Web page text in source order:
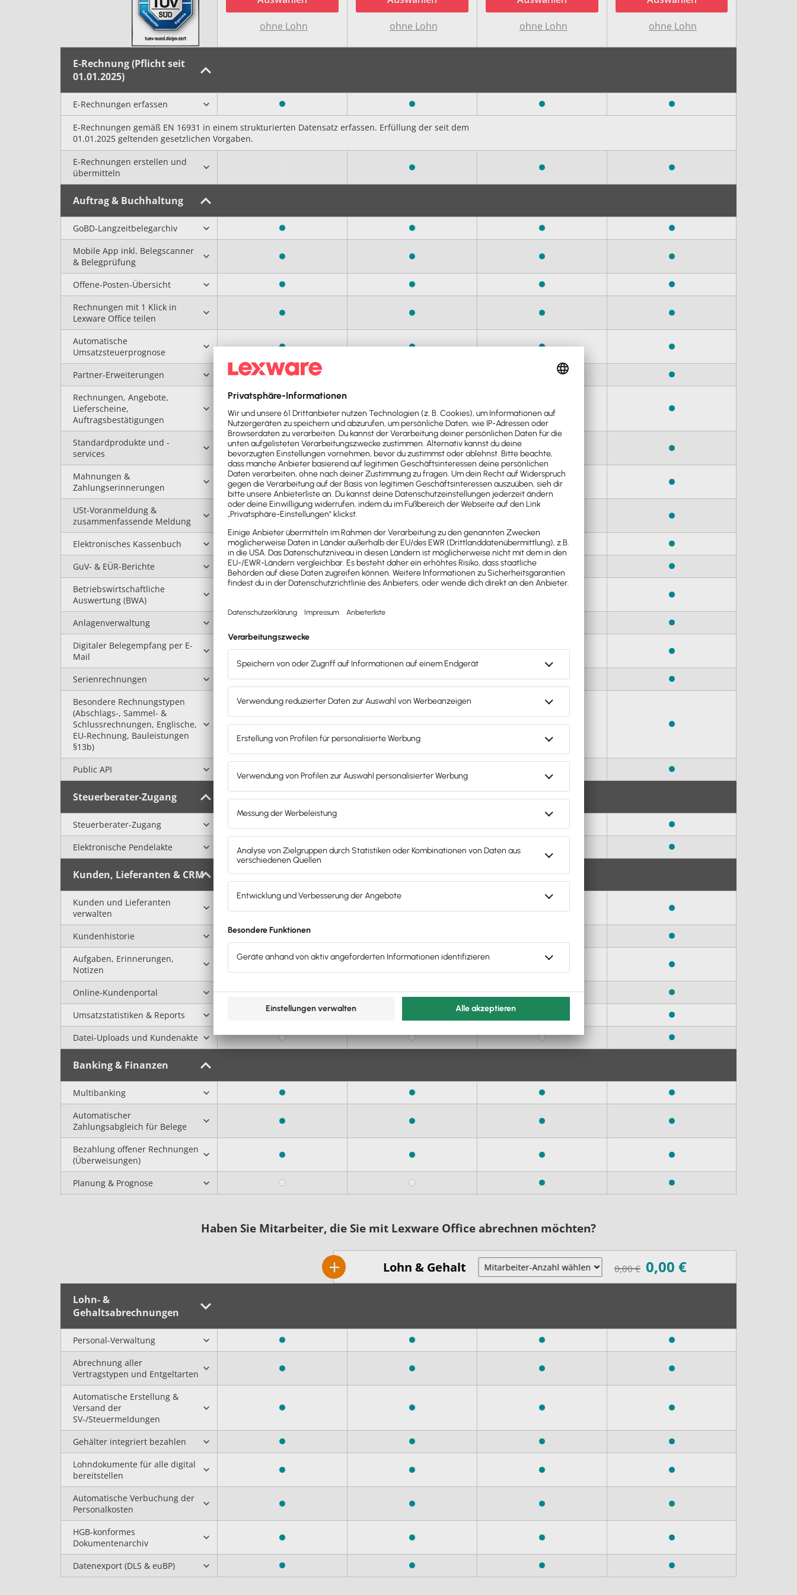
ohne Lohn ohne Lohn ohne Lohn ohne Lohn
E-Rechnung (Pflicht seit
01.01.2025)
E-Rechnungеn erfassen
E-Rechnungen gemäß EN 16931 in einem strukturierten Datensatz erfassen. Erfüllung der seit dem
01.01.2025 geltenden gesetzlichen Vorgaben.
E-Rechnungen erstellen und
übermitteln
Auftrag & Buchhaltung
GoBD-Langzeitbelegarchiv
Mobile App inkl. Belegscanner
& Belegprüfung
Offene-Posten-Übersicht
Rechnungen mit 1 Klick in
Lexware Office teilen
Automatische
Umsatzsteuerprognose
Partner-Erweiterungen
Rechnungen, Angebote,
Lieferscheine,
Auftragsbestätigungen
Standardprodukte und -
services
Mahnungen &
Zahlungserinnerungen
USt-Voranmeldung &
zusammenfassende Meldung
Elektronisches Kassenbuch
GuV- & EÜR-Berichte
Betriebswirtschaftliche
Auswertung (BWA)
Anlagenverwaltung
Digitaler Belegempfang per E-
Mail
Serienrechnungen
Besondere Rechnungstypen
(Abschlags-, Sammel- &
Schlussrechnungen, Englische,
EU-Rechnung, Bauleistungen
§13b)
Public API
Steuerberater-Zugang
Steuerberater-Zugang
Elektronische Pendelakte
Kunden, Lieferanten & CRM
Kunden und Lieferanten
verwalten
Kundenhistorie
Aufgaben, Erinnerungen,
Notizen
Online-Kundenportal
Umsatzstatistiken & Reports
Datei-Uploads und Kundenakte
Banking & Finanzen
Multibanking
Automatischer
Zahlungsabgleich für Belege
Bezahlung offener Rechnungen
(Überweisungen)
Planung & Prognose
Haben Sie Mitarbeiter, die Sie mit Lexware Office abrechnen möchten?
+ Lohn & Gehalt 0,00€ 0,00 €
Lohn- &
Gehaltsabrechnungen
Personal-Verwaltung
Abrechnung aller
Vertragstypen und Entgeltarten
Automatische Erstellung &
Versand der
SV-/Steuermeldungen
Gehälter integriert bezahlen
Lohndokumente für alle digital
bereitstellen
Automatische Verbuchung der
Personalkosten
HGB-konformes
Dokumentenarchiv
Datenexport (DLS & euBP)